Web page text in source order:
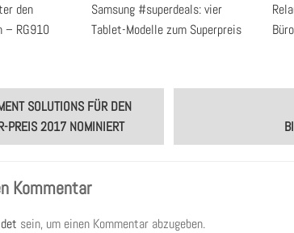
den
– RG910
Samsung #superdeals: vier
Tablet-Modelle zum Superpreis
SOLUTIONS FÜR DEN
PREIS 2017 NOMINIERT
Kommentar
sein, um einen Kommentar abzugeben.